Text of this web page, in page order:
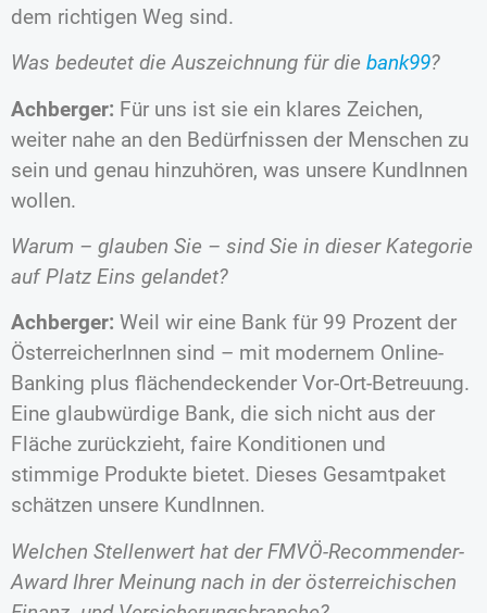
dem richtigen Weg sind.
Was bedeutet die Auszeichnung für die bank99?
Achberger: Für uns ist sie ein klares Zeichen,
weiter nahe an den Bedürfnissen der Menschen zu
sein und genau hinzuhören, was unsere KundInnen
wollen.
Warum – glauben Sie – sind Sie in dieser Kategorie
auf Platz Eins gelandet?
Achberger: Weil wir eine Bank für 99 Prozent der
ÖsterreicherInnen sind – mit modernem Online-
Banking plus flächendeckender Vor-Ort-Betreuung.
Eine glaubwürdige Bank, die sich nicht aus der
Fläche zurückzieht, faire Konditionen und
stimmige Produkte bietet. Dieses Gesamtpaket
schätzen unsere KundInnen.
Welchen Stellenwert hat der FMVÖ-Recommender-
Award Ihrer Meinung nach in der österreichischen